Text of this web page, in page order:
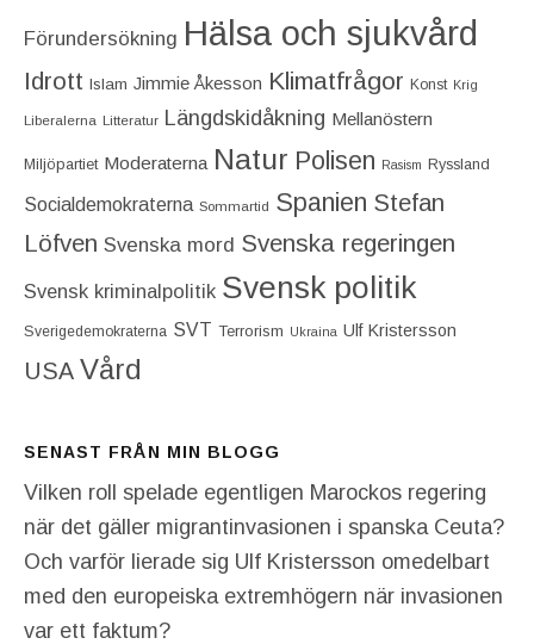
Förundersökning Hälsa och sjukvård
Idrott Islam Jimmie Åkesson Klimatfrågor Konst Krig
Liberalerna Litteratur Längdskidåkning Mellanöstern
Miljöpartiet Moderaterna Natur Polisen Rasism Ryssland
Socialdemokraterna Sommartid Spanien Stefan
Löfven Svenska mord Svenska regeringen
Svensk kriminalpolitik Svensk politik
Sverigedemokraterna SVT Terrorism Ukraina Ulf Kristersson
USA Vård
SENAST FRÅN MIN BLOGG
Vilken roll spelade egentligen Marockos regering
när det gäller migrantinvasionen i spanska Ceuta?
Och varför lierade sig Ulf Kristersson omedelbart
med den europeiska extremhögern när invasionen
var ett faktum?